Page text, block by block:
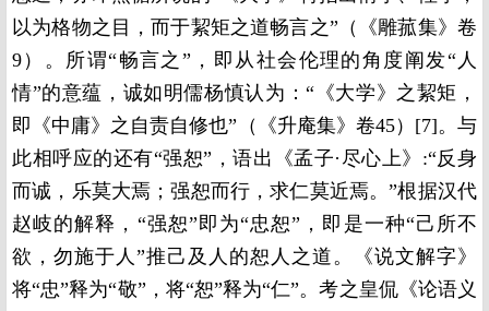
以为格物之目，而于絜矩之道畅言之”（《雕菰集》卷
9）。所谓“畅言之”，即从社会伦理的角度阐发“人
情”的意蕴，诚如明儒杨慎认为：“《大学》之絜矩，
即《中庸》之自责自修也”（《升庵集》卷45）[7]。与
此相呼应的还有“强恕”，语出《孟子·尽心上》:“反身
而诚，乐莫大焉；强恕而行，求仁莫近焉。”根据汉代
赵岐的解释，“强恕”即为“忠恕”，即是一种“己所不
欲，勿施于人”推己及人的恕人之道。《说文解字》
将“忠”释为“敬”，将“恕”释为“仁”。考之皇侃《论语义